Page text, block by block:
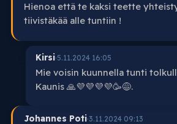
Hienoa että te kaksi teette
tiivistäkää alle tuntiin !
Kirsi·5.11.2024 16:05
Mie voisin kuunnella tunti
Kaunis 🙏💜💜💜💜🥳😅.
Johannes Poti·3.11.2024 09:13